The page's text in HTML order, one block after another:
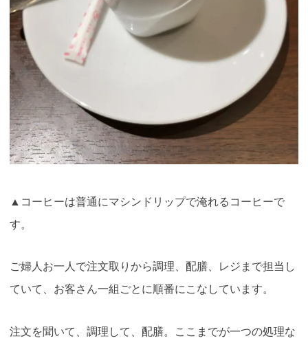
▲コーヒーは普通にマシンドリップで淹れるコーヒーで
す。
ご婦人お一人で注文取りから調理、配膳、レジまで担当し
ていて、お客さん一組ごとに順番にこなしています。
注文を聞いて、調理して、配膳。ここまでが一つの処理な